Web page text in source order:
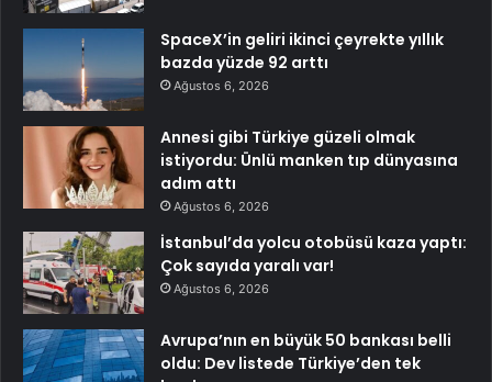
SpaceX’in geliri ikinci çeyrekte yıllık
bazda yüzde 92 arttı
Ağustos 6, 2026
Annesi gibi Türkiye güzeli olmak
istiyordu: Ünlü manken tıp dünyasına
adım attı
Ağustos 6, 2026
İstanbul’da yolcu otobüsü kaza yaptı:
Çok sayıda yaralı var!
Ağustos 6, 2026
Avrupa’nın en büyük 50 bankası belli
oldu: Dev listede Türkiye’den tek